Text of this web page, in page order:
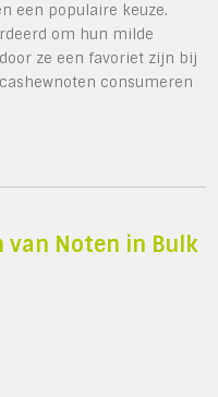
een populaire keuze.
om hun milde
ze een favoriet zijn bij
consumeren
van Noten in Bulk